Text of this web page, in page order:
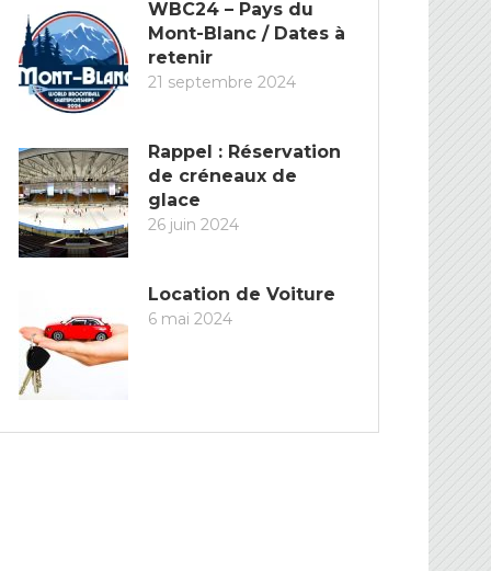
WBC24 – Pays du
Mont-Blanc / Dates à
retenir
21 septembre 2024
Rappel : Réservation
de créneaux de
glace
26 juin 2024
Location de Voiture
6 mai 2024